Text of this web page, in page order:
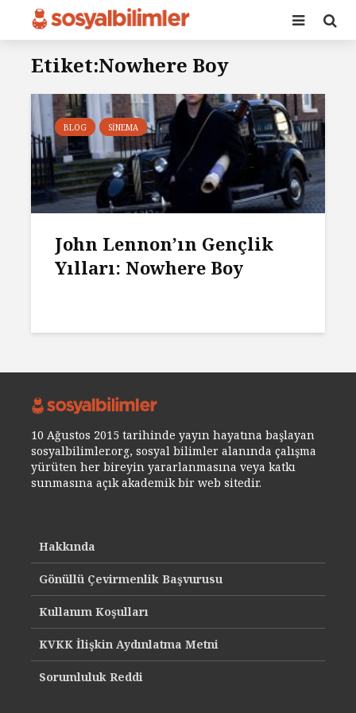
Etiket:Nowhere Boy
BLOG SINEMA
John Lennon’ın Gençlik
Yılları: Nowhere Boy
10 Ağustos 2015 tarihinde yayın hayatına başlayan
sosyalbilimler.org, sosyal bilimler alanında çalışma
yürüten her bireyin yararlanmasına veya katkı
sunmasına açık akademik bir web sitedir.
Hakkında
Gönüllü Çevirmenlik Başvurusu
Kullanım Koşulları
KVKK İlişkin Aydınlatma Metni
Sorumluluk Reddi